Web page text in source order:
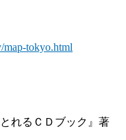
map-tokyo.html
れるＣＤブック』著